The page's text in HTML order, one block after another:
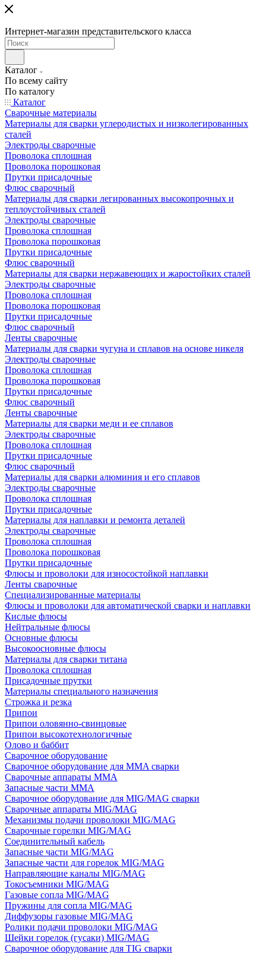
Интернет-магазин представительского класса
Каталог
По всему сайту
По каталогу
Каталог
Сварочные материалы
Материалы для сварки углеродистых и низколегированных
сталей
Электроды сварочные
Проволока сплошная
Проволока порошковая
Прутки присадочные
Флюс сварочный
Материалы для сварки легированных высокопрочных и
теплоустойчивых сталей
Электроды сварочные
Проволока сплошная
Проволока порошковая
Прутки присадочные
Флюс сварочный
Материалы для сварки нержавеющих и жаростойких сталей
Электроды сварочные
Проволока сплошная
Проволока порошковая
Прутки присадочные
Флюс сварочный
Ленты сварочные
Материалы для сварки чугуна и сплавов на основе никеля
Электроды сварочные
Проволока сплошная
Проволока порошковая
Прутки присадочные
Флюс сварочный
Ленты сварочные
Материалы для сварки меди и ее сплавов
Электроды сварочные
Проволока сплошная
Прутки присадочные
Флюс сварочный
Материалы для сварки алюминия и его сплавов
Электроды сварочные
Проволока сплошная
Прутки присадочные
Материалы для наплавки и ремонта деталей
Электроды сварочные
Проволока сплошная
Проволока порошковая
Прутки присадочные
Флюсы и проволоки для износостойкой наплавки
Ленты сварочные
Специализированные материалы
Флюсы и проволоки для автоматической сварки и наплавки
Кислые флюсы
Нейтральные флюсы
Основные флюсы
Высокоосновные флюсы
Материалы для сварки титана
Проволока сплошная
Присадочные прутки
Материалы специального назначения
Строжка и резка
Припои
Припои оловянно-свинцовые
Припои высокотехнологичные
Олово и баббит
Сварочное оборудование
Сварочное оборудование для MMA сварки
Сварочные аппараты MMA
Запасные части MMA
Сварочное оборудование для MIG/MAG сварки
Сварочные аппараты MIG/MAG
Механизмы подачи проволоки MIG/MAG
Сварочные горелки MIG/MAG
Соединительный кабель
Запасные части MIG/MAG
Запасные части для горелок MIG/MAG
Направляющие каналы MIG/MAG
Токосъемники MIG/MAG
Газовые сопла MIG/MAG
Пружины для сопла MIG/MAG
Диффузоры газовые MIG/MAG
Ролики подачи проволоки MIG/MAG
Шейки горелок (гусаки) MIG/MAG
Сварочное оборудование для TIG сварки